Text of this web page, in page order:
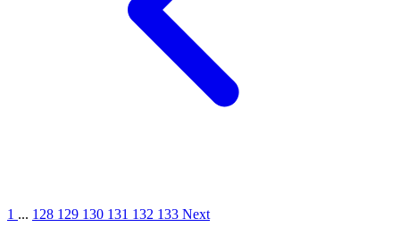
1 ... 128 129 130 131 132 133 Next